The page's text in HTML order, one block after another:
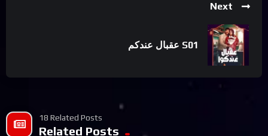
Next
عقبال عندكم S01
18 Related Posts
Related Posts